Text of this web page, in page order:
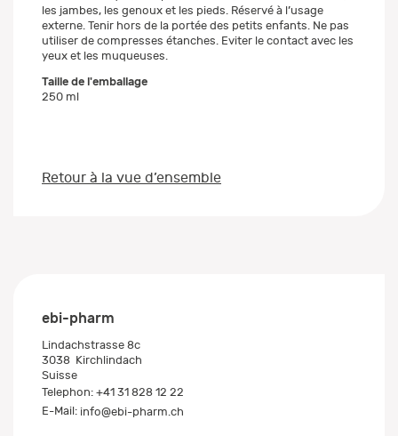
les jambes, les genoux et les pieds. Réservé à l’usage
externe. Tenir hors de la portée des petits enfants. Ne pas
utiliser de compresses étanches. Eviter le contact avec les
yeux et les muqueuses.
Taille de l'emballage
250 ml
Retour à la vue d’ensemble
ebi-pharm
Lindachstrasse 8c
3038 Kirchlindach
Suisse
Telephon: +41 31 828 12 22
E-Mail: info@ebi-pharm.ch